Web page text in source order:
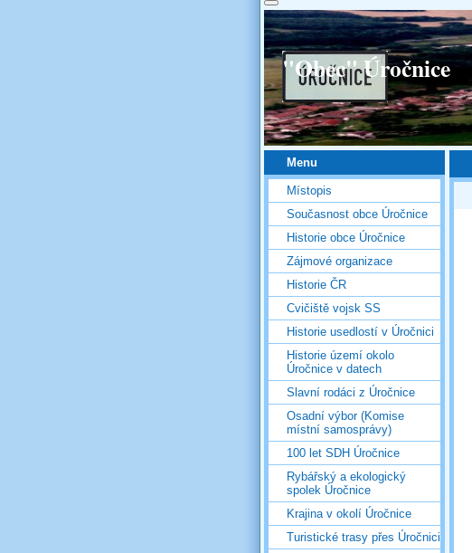
"Obec" Úročnice
Menu
Místopis
Současnost obce Úročnice
Historie obce Úročnice
Zájmové organizace
Historie ČR
Cvičiště vojsk SS
Historie usedlostí v Úročnici
Historie území okolo
Úročnice v datech
Slavní rodáci z Úročnice
Osadní výbor (Komise
místní samosprávy)
100 let SDH Úročnice
Rybářský a ekologický
spolek Úročnice
Krajina v okolí Úročnice
Turistické trasy přes Úročnici